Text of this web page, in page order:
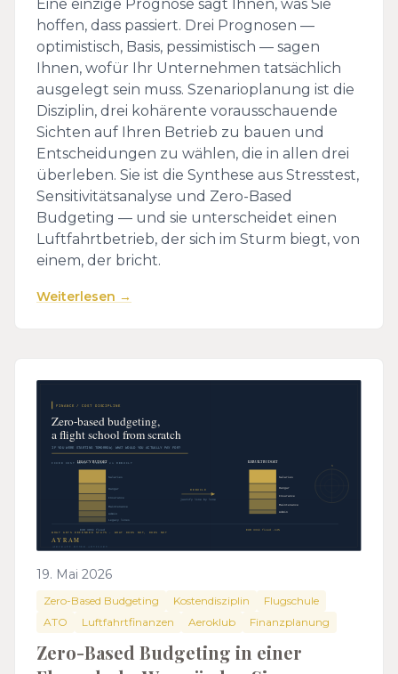
Eine einzige Prognose sagt Ihnen, was Sie
hoffen, dass passiert. Drei Prognosen —
optimistisch, Basis, pessimistisch — sagen
Ihnen, wofür Ihr Unternehmen tatsächlich
ausgelegt sein muss. Szenarioplanung ist die
Disziplin, drei kohärente vorausschauende
Sichten auf Ihren Betrieb zu bauen und
Entscheidungen zu wählen, die in allen drei
überleben. Sie ist die Synthese aus Stresstest,
Sensitivitätsanalyse und Zero-Based
Budgeting — und sie unterscheidet einen
Luftfahrtbetrieb, der sich im Sturm biegt, von
einem, der bricht.
Weiterlesen →
19. Mai 2026
Zero-Based Budgeting Kostendisziplin
Flugschule
ATO
Luftfahrtfinanzen Aeroklub Finanzplanung
Zero-Based Budgeting in einer